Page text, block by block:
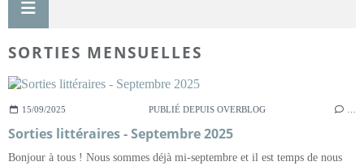
SORTIES MENSUELLES
15/09/2025 PUBLIÉ DEPUIS OVERBLOG
Sorties littéraires - Septembre 2025
Bonjour à tous ! Nous sommes déjà mi-septembre et il est temps de nous